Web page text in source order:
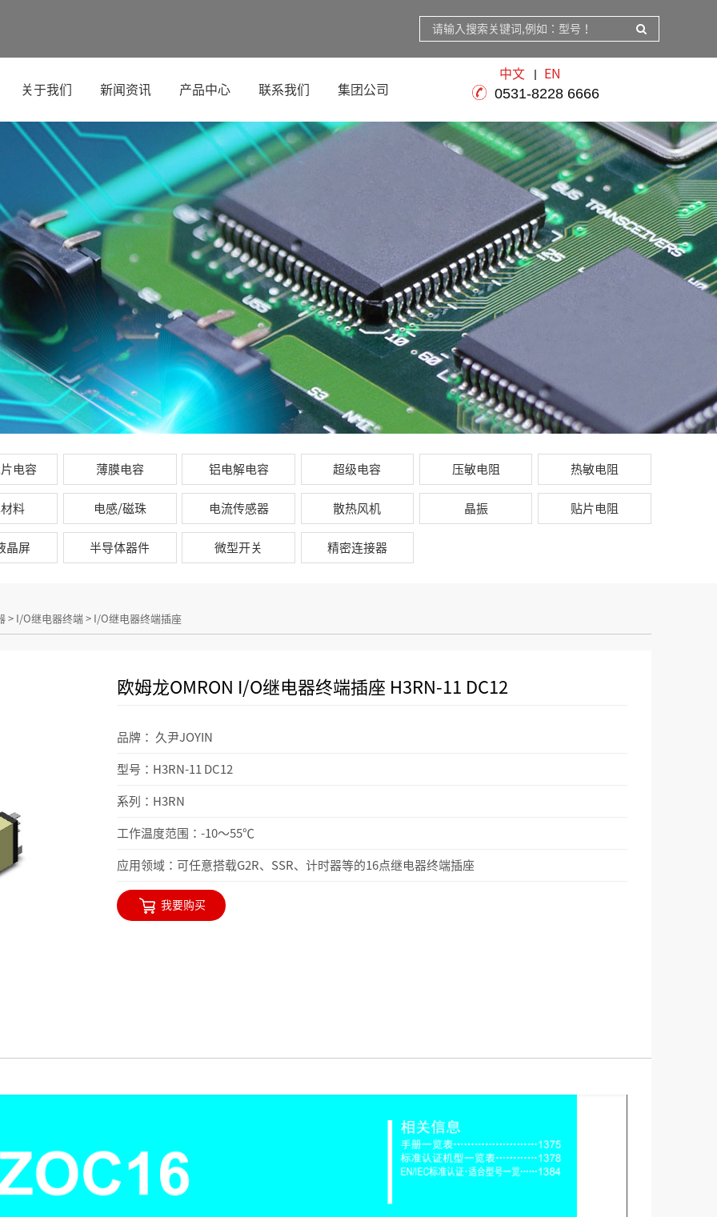
关于我们 新闻资讯 产品中心 联系我们 集团公司
中文 EN
0531-8228 6666
电容 薄膜电容 铝电解电容 超级电容 压敏电阻 热敏电阻
料 电感/磁珠 电流传感器 散热风机 晶振 贴片电阻
晶屏 半导体器件 微型开关 精密连接器
> I/O继电器终端 > I/O继电器终端插座
欧姆龙OMRON I/O继电器终端插座 H3RN-11 DC12
品牌： 久尹JOYIN
型号：H3RN-11 DC12
系列：H3RN
工作温度范围：-10～55℃
应用领域：可任意搭载G2R、SSR、计时器等的16点继电器终端插座
我要购买